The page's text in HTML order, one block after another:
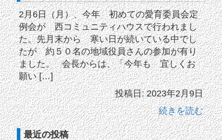
2月6日（月）、今年 初めての愛育委員会定
例会が 西コミュニティハウスで行われまし
た。先月末から 寒い日が続いている中でし
たが 約５０名の地域役員さんの参加が有り
ました。 会長からは、「今年も 宜しくお
願い […]
投稿日: 2023年2月9日
続きを読む
最近の投稿